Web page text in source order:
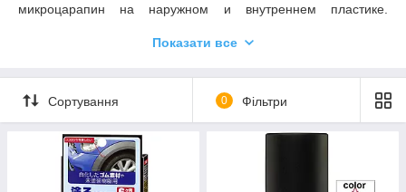
микроцарапин на наружном и внутреннем пластике.
эффектом. Описания, фото, характеристики, цены.
Показати все
Сортування 0 Фільтри